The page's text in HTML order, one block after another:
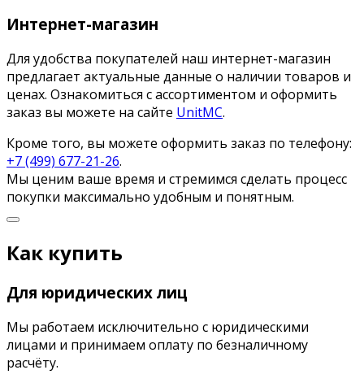
Интернет-магазин
Для удобства покупателей наш интернет-магазин
предлагает актуальные данные о наличии товаров и
ценах. Ознакомиться с ассортиментом и оформить
заказ вы можете на сайте UnitMC.
Кроме того, вы можете оформить заказ по телефону:
+7 (499) 677-21-26.
Мы ценим ваше время и стремимся сделать процесс
покупки максимально удобным и понятным.
Как купить
Для юридических лиц
Мы работаем исключительно с юридическими
лицами и принимаем оплату по безналичному
расчёту.